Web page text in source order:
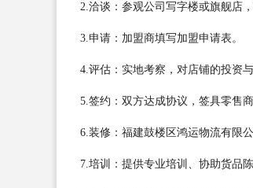
2.洽谈：参观公司写字楼或旗舰店
3.申请：加盟商填写加盟申请表。
4.评估：实地考察，对店铺的投资
5.签约：双方达成协议，签具零售
6.装修：福建鼓楼区鸿运物流有限
7.培训：提供专业培训、协助货品